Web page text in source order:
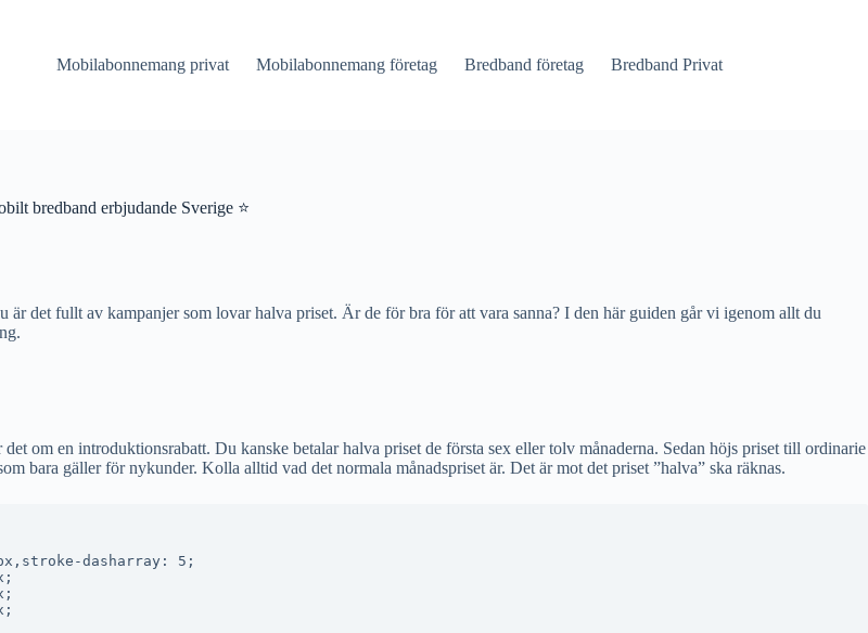
Mobilabonnemang privat Mobilabonnemang företag Bredband företag Bredband Privat
bredband erbjudande Sverige ⭐
det fullt av kampanjer som lovar halva priset. Är de för bra för att vara sanna? I den här guiden går vi igenom allt du
om en introduktionsrabatt. Du kanske betalar halva priset de första sex eller tolv månaderna. Sedan höjs priset till ordinarie
bara gäller för nykunder. Kolla alltid vad det normala månadspriset är. Det är mot det priset ”halva” ska räknas.
dasharray: 5;